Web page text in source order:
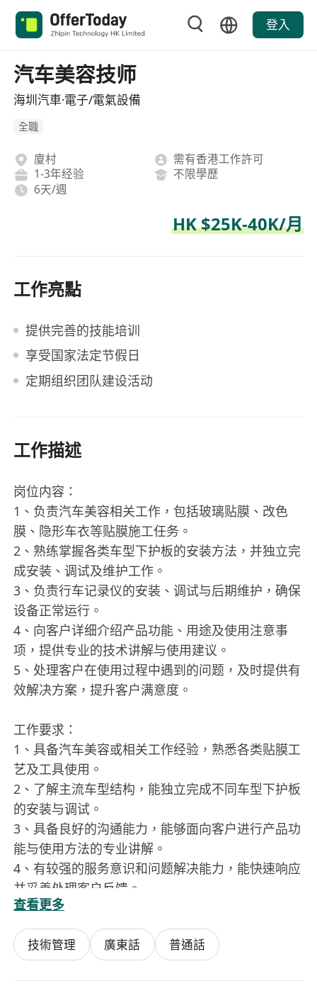
登入
汽车美容技师
海圳汽車·電子/電氣設備
全職
廈村
需有香港工作許可
1-3年经验
不限學歷
6天/週
HK $25K-40K/月
工作亮點
提供完善的技能培训
享受国家法定节假日
定期组织团队建设活动
工作描述
岗位内容：
1、负责汽车美容相关工作，包括玻璃贴膜、改色
膜、隐形车衣等贴膜施工任务。
2、熟练掌握各类车型下护板的安装方法，并独立完
成安装、调试及维护工作。
3、负责行车记录仪的安装、调试与后期维护，确保
设备正常运行。
4、向客户详细介绍产品功能、用途及使用注意事
项，提供专业的技术讲解与使用建议。
5、处理客户在使用过程中遇到的问题，及时提供有
效解决方案，提升客户满意度。
工作要求：
1、具备汽车美容或相关工作经验，熟悉各类贴膜工
艺及工具使用。
2、了解主流车型结构，能独立完成不同车型下护板
的安装与调试。
3、具备良好的沟通能力，能够面向客户进行产品功
能与使用方法的专业讲解。
4、有较强的服务意识和问题解决能力，能快速响应
并妥善处理客户反馈。
5、具备团队协作精神，能配合售后客服或上级安排
的工作任务，并做好信息跟踪与反馈。
查看更多
技術管理 廣東話 普通話